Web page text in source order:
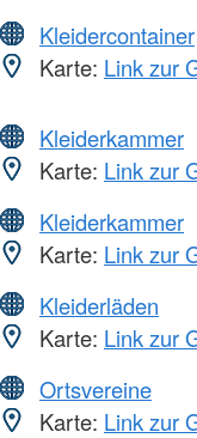
Kleidercontainer
Karte: Link zur
Kleiderkammer
Karte: Link zur
Kleiderkammer
Karte: Link zur
Kleiderläden
Karte: Link zur
Ortsvereine
Karte: Link zur